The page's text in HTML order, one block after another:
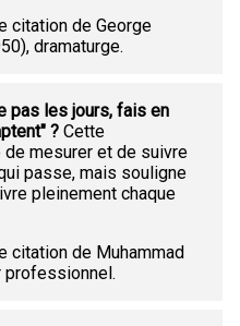
citation de George
dramaturge.
pas les jours, fais en
? Cette
mesurer et de suivre
passe, mais souligne
pleinement chaque
citation de Muhammad
professionnel.